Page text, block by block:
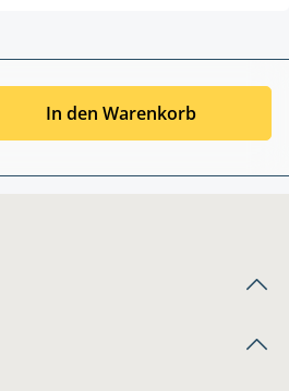
In den Warenkorb